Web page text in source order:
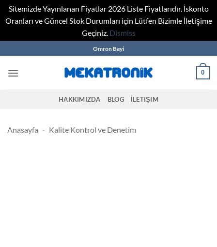
Sitemizde Yayınlanan Fiyatlar 2026 Liste Fiyatlarıdır. İskonto
Oranları ve Güncel Stok Durumları için Lütfen Bizimle İletişime
Geçiniz. Dismiss
to
content
Omron Bayi
0
HAKKIMIZDA BLOG İLETIŞIM
Anasayfa - Kalite Kontrol ve Denetim